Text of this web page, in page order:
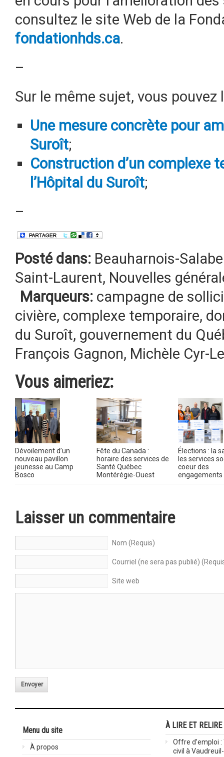
consultez le site Web de la
fondationhds.ca.
–
Sur le même sujet, vous pouvez
Une mesure concrète pour
Suroît;
Construction d’un complexe
l’Hôpital du Suroît;
–
Posté dans: Beauharnois-
Saint-Laurent, Nouvelles
Marqueurs: campagne de
civière, complexe temporaire,
du Suroît, gouvernement du
François Gagnon, Michèle Cyr-
Vous aimeriez:
Dévoilement d’un
nouveau pavillon
jeunesse au Camp
Bosco
Fête du Canada :
horaire des services de
Santé Québec
Montérégie-Ouest
Élections : la
les services
coeur des
engagements
Laisser un commentaire
Nom (Requis)
Courriel (ne sera pas publié)
Site web
Envoyer
Menu du site
À propos
À LIRE ET RELIRE
Offre d’emploi
civil à